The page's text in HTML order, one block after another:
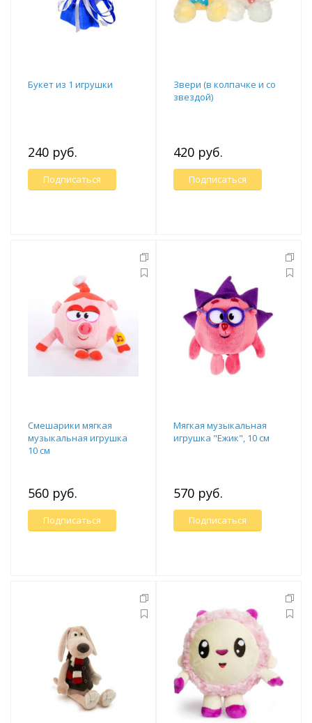
Букет из 1 игрушки
240 руб.
Подписаться
Звери (в колпачке и со
звездой)
420 руб.
Подписаться
Смешарики мягкая
музыкальная игрушка
10 см
560 руб.
Подписаться
Мягкая музыкальная
игрушка "Ежик", 10 см
570 руб.
Подписаться